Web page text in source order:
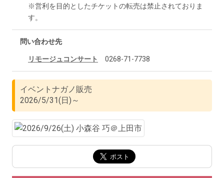
※営利を目的としたチケットの転売は禁止されておりま
す。
問い合わせ先
リモージュコンサート 0268-71-7738
イベントナガノ販売
2026/5/31(日)～